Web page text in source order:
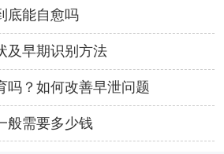
底能自愈吗
及早期识别方法
吗？如何改善早泄问题
般需要多少钱